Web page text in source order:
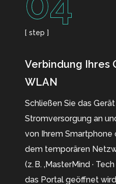
[ step ]
Verbindung Ihres
WLAN
Schließen Sie das
Stromversorgung an
von Ihrem
dem temporären
(z. B. ‚MasterMind ·
das Portal geöffnet